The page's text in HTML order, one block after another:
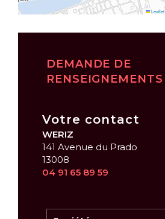
Leaflet
DEMANDE DE
RENSEIGNEMENTS
Votre contact
WERIZ
141 Avenue du Prado
13008
04 91 65 89 59